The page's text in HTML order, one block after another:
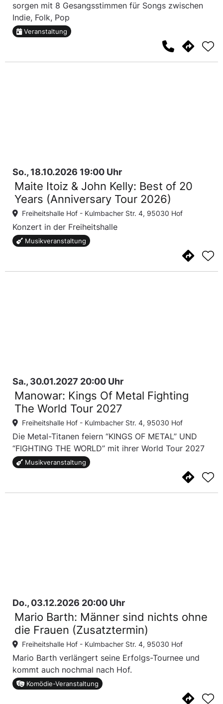
sorgen mit 8 Gesangsstimmen für Songs zwischen
Indie, Folk, Pop
Veranstaltung
So., 18.10.2026 19:00 Uhr
Maite Itoiz & John Kelly: Best of 20
Years (Anniversary Tour 2026)
Freiheitshalle Hof - Kulmbacher Str. 4, 95030 Hof
Konzert in der Freiheitshalle
Musikveranstaltung
Sa., 30.01.2027 20:00 Uhr
Manowar: Kings Of Metal Fighting
The World Tour 2027
Freiheitshalle Hof - Kulmbacher Str. 4, 95030 Hof
Die Metal-Titanen feiern “KINGS OF METAL” UND
“FIGHTING THE WORLD” mit ihrer World Tour 2027
Musikveranstaltung
Do., 03.12.2026 20:00 Uhr
Mario Barth: Männer sind nichts ohne
die Frauen (Zusatztermin)
Freiheitshalle Hof - Kulmbacher Str. 4, 95030 Hof
Mario Barth verlängert seine Erfolgs-Tournee und
kommt auch nochmal nach Hof.
Komödie-Veranstaltung